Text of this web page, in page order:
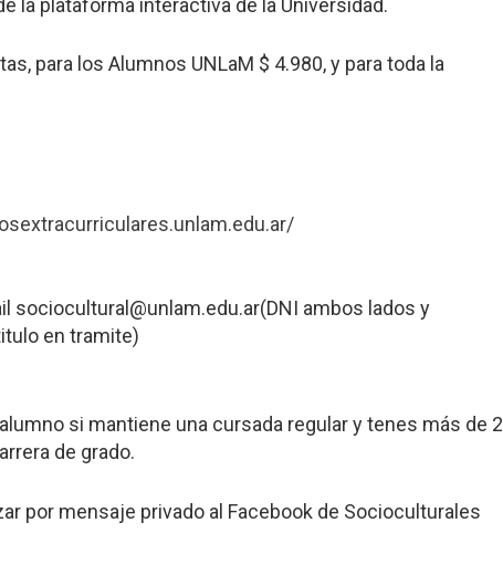
para los Alumnos UNLaM $ 4.980, y para toda la
sociocultural@unlam.edu.ar(DNI ambos lados y
en tramite)
si mantiene una cursada regular y tenes más de 2
de grado.
por mensaje privado al Facebook de Socioculturales